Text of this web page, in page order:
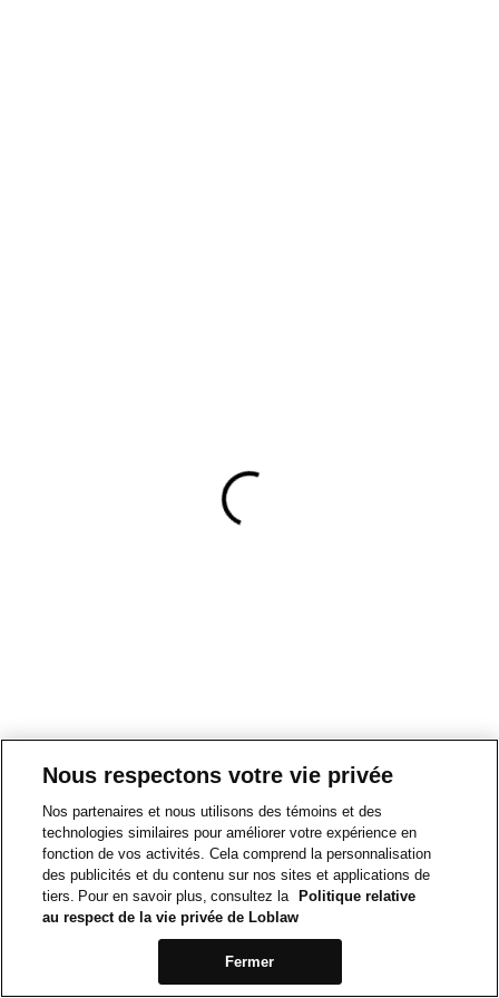
Nous respectons votre vie privée
Nos partenaires et nous utilisons des témoins et des
technologies similaires pour améliorer votre expérience en
fonction de vos activités. Cela comprend la personnalisation
des publicités et du contenu sur nos sites et applications de
tiers. Pour en savoir plus, consultez la
Politique relative
au respect de la vie privée de Loblaw
Fermer